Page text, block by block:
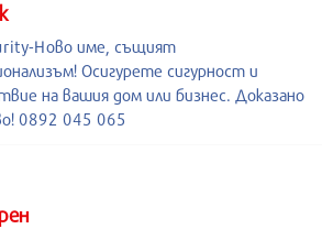
Ново име, същият
Осигурете сигурност и
на вашия дом или бизнес. Доказано
0892 045 065